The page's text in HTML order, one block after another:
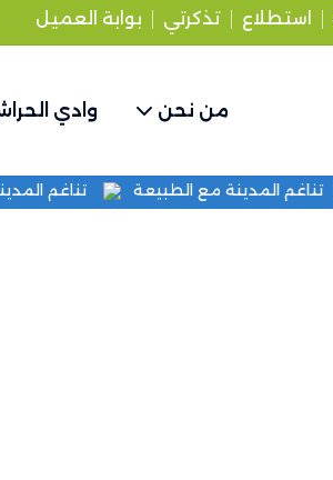
استطلاع تذكرتي بوابة العميل
من نحن وادي
تناغم المدينة مع الطبيعة تناغم